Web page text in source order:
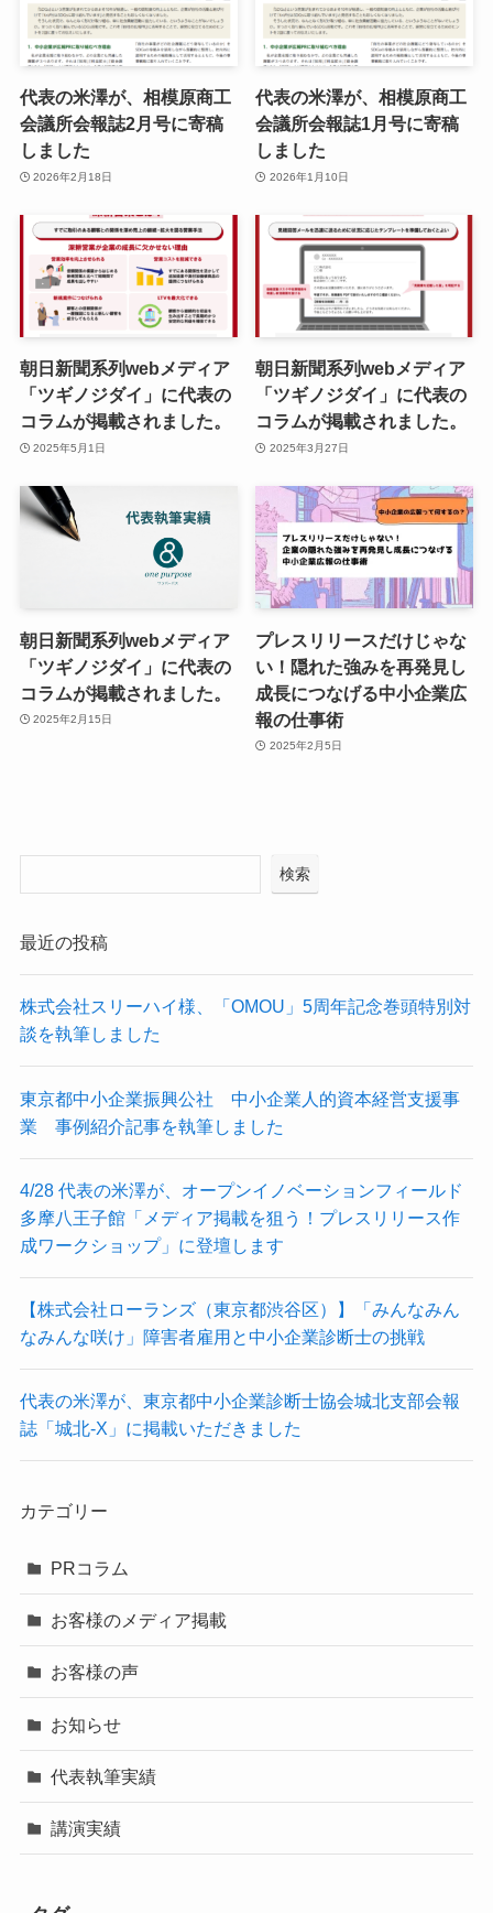
代表の米澤が、相模原商工
会議所会報誌2月号に寄稿
しました
2026年2月18日
代表の米澤が、相模原商工
会議所会報誌1月号に寄稿
しました
2026年1月10日
朝日新聞系列webメディア
「ツギノジダイ」に代表の
コラムが掲載されました。
2025年5月1日
朝日新聞系列webメディア
「ツギノジダイ」に代表の
コラムが掲載されました。
2025年3月27日
朝日新聞系列webメディア
「ツギノジダイ」に代表の
コラムが掲載されました。
2025年2月15日
プレスリリースだけじゃな
い！隠れた強みを再発見し
成長につなげる中小企業広
報の仕事術
2025年2月5日
検索
最近の投稿
株式会社スリーハイ様、「OMOU」5周年記念巻頭特別対
談を執筆しました
東京都中小企業振興公社 中小企業人的資本経営支援事
業 事例紹介記事を執筆しました
4/28 代表の米澤が、オープンイノベーションフィールド
多摩八王子館「メディア掲載を狙う！プレスリリース作
成ワークショップ」に登壇します
【株式会社ローランズ（東京都渋谷区）】「みんなみん
なみんな咲け」障害者雇用と中小企業診断士の挑戦
代表の米澤が、東京都中小企業診断士協会城北支部会報
誌「城北-X」に掲載いただきました
カテゴリー
PRコラム
お客様のメディア掲載
お客様の声
お知らせ
代表執筆実績
講演実績